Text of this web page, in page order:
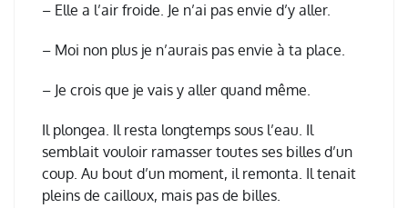
– Elle a l’air froide. Je n’ai pas envie d’y aller.
– Moi non plus je n’aurais pas envie à ta place.
– Je crois que je vais y aller quand même.
Il plongea. Il resta longtemps sous l’eau. Il
semblait vouloir ramasser toutes ses billes d’un
coup. Au bout d’un moment, il remonta. Il tenait
pleins de cailloux, mais pas de billes.